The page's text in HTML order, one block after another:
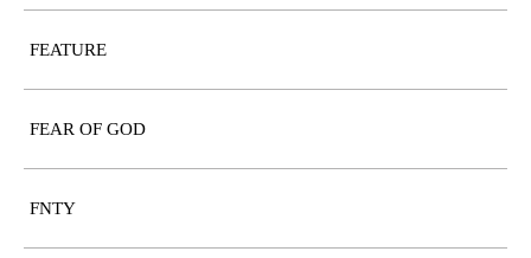
FEATURE
FEAR OF GOD
FNTY